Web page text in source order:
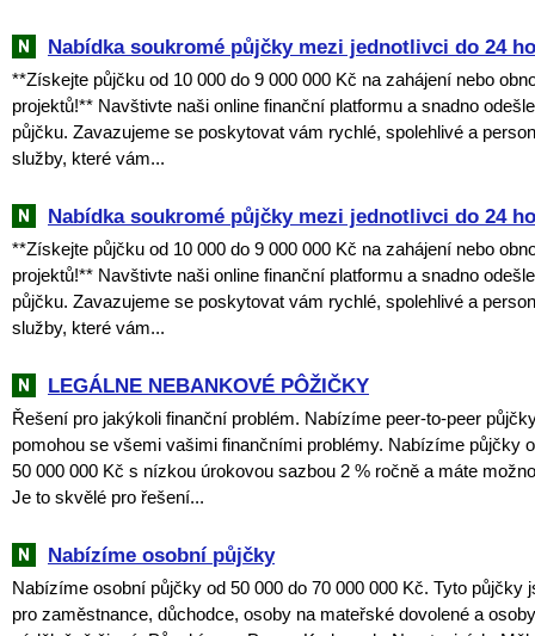
Nabídka soukromé půjčky mezi jednotlivci do 24
**Získejte půjčku od 10 000 do 9 000 000 Kč na zahájení nebo
projektů!** Navštivte naši online finanční platformu a snadno
půjčku. Zavazujeme se poskytovat vám rychlé, spolehlivé a
služby, které vám...
Nabídka soukromé půjčky mezi jednotlivci do 24
**Získejte půjčku od 10 000 do 9 000 000 Kč na zahájení nebo
projektů!** Navštivte naši online finanční platformu a snadno
půjčku. Zavazujeme se poskytovat vám rychlé, spolehlivé a
služby, které vám...
LEGÁLNE NEBANKOVÉ PÔŽIČKY
Řešení pro jakýkoli finanční problém. Nabízíme peer-to-peer
pomohou se všemi vašimi finančními problémy. Nabízíme půjčky
50 000 000 Kč s nízkou úrokovou sazbou 2 % ročně a máte
Je to skvělé pro řešení...
Nabízíme osobní půjčky
Nabízíme osobní půjčky od 50 000 do 70 000 000 Kč. Tyto půjčky
pro zaměstnance, důchodce, osoby na mateřské dovolené a